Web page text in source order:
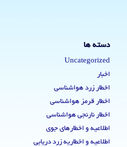
دسته ها
Uncategorized
اخبار
اخطار زرد هواشناسی
اخطار قرمز هواشناسی
اخطار نارنجی هواشناسی
اطلاعیه و اخطارهای جوی
اطلاعیه و اخطاریه زرد دریایی